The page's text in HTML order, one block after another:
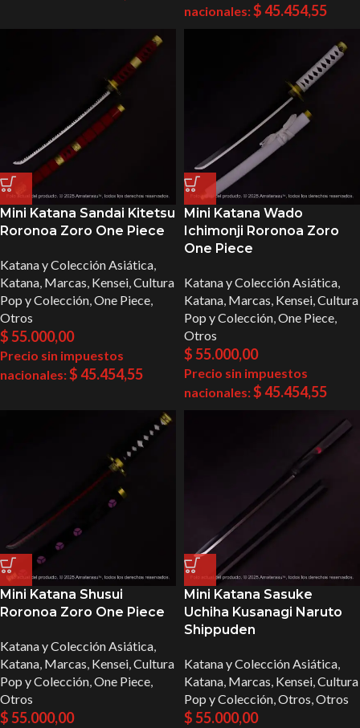
nacionales:$45.454,55
Mini Katana Sandai Kitetsu
Roronoa Zoro One Piece
Katana y Colección Asiática,
Katana, Marcas, Kensei,Cultura
Pop y Colección,One Piece,
Otros
$55.000,00
Precio sin impuestos
nacionales:$45.454,55
Mini Katana Wado
Ichimonji Roronoa Zoro
One Piece
Katana y Colección Asiática,
Katana, Marcas, Kensei,Cultura
Pop y Colección,One Piece,
Otros
$55.000,00
Precio sin impuestos
nacionales:$45.454,55
Mini Katana Shusui
Roronoa Zoro One Piece
Katana y Colección Asiática,
Katana, Marcas, Kensei,Cultura
Pop y Colección,One Piece,
Otros
$55.000,00
Mini Katana Sasuke
Uchiha Kusanagi Naruto
Shippuden
Katana y Colección Asiática,
Katana, Marcas, Kensei,Cultura
Pop y Colección,Otros,Otros
$55.000,00